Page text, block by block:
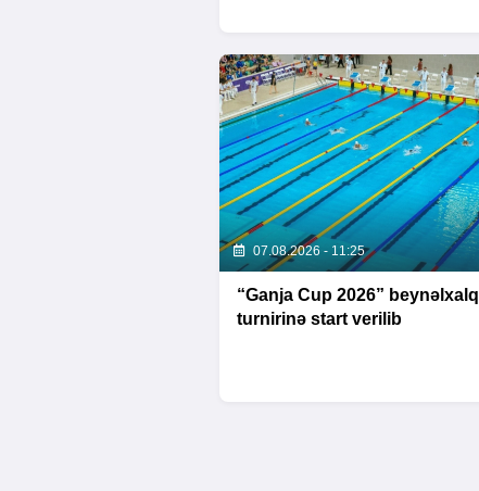
07.08.2026 - 11:25
“Ganja Cup 2026” beynəlxalq
turnirinə start verilib